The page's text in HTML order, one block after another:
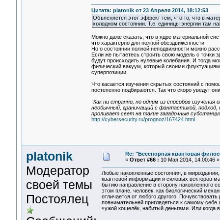
Цитата: platonik от 23 Апреля 2014, 18:12:53
Объясняется этот эффект тем, что то, что в
холодном состоянии. Т.е. единицы энергии там
Можно даже сказать, что в ядре материальной
что характерно для полной обездвиженности.
Но о состоянии полной неподвижности можно
Если же пытаетесь строить свою модель с точки
будут происходить нулевые колебания. И тогда
физический вакуум, который своими
суперпозиции.
Что касается изучения скрытых состояний с
постепенно подбираются. Так что скоро уведут
"Как ни странно, но одним из способов
необычный, граничащий с фантастикой,
проливает свет на такие загадочные
http://cybersecurity.ru/prognoz/167424.html
platonik
Модератор
своей темы
Постоялец
Re: "Бесспорная квантовая
« Ответ #66 : 10 Мая 2014, 14:00:46 »
Любые накопленные состояния, в
квантовой информации и силовых векторов
бытию направление в сторону накопленного
этом плане, человек, как биологический
отличается от любого другого.
повнимательней приглядеться к самому
чужой кошелёк, набитый деньгами. Или когда